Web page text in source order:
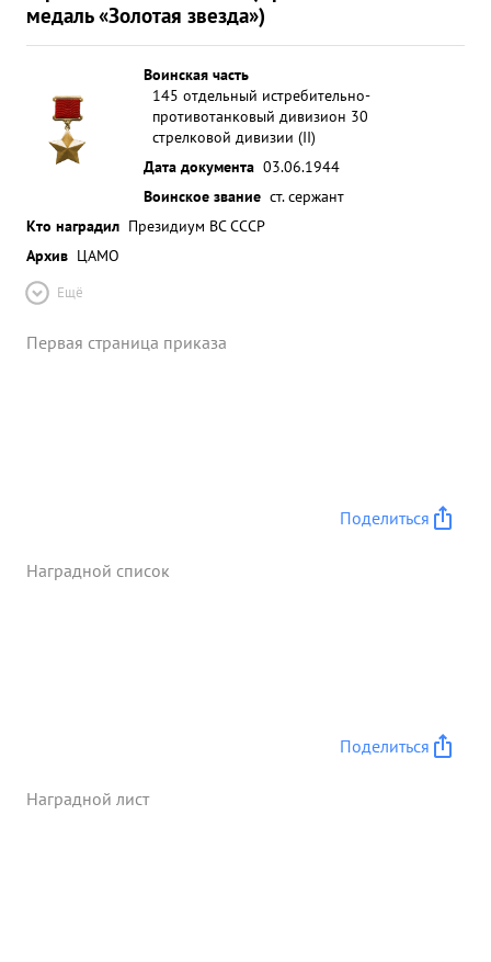
медаль «Золотая звезда»)
Воинская часть
145 отдельный истребительно-
противотанковый дивизион 30
стрелковой дивизии (II)
Дата документа 03.06.1944
Воинское звание ст. сержант
Кто наградил Президиум ВС СССР
Архив ЦАМО
Ещё
Первая страница приказа
Поделиться
Наградной список
Поделиться
Наградной лист